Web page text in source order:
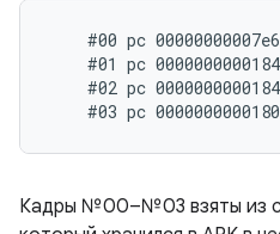
#00 pc
#01 pc
#02 pc
Кадры №00–№03 взяты из